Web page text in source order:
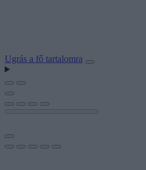
Ugrás a fő tartalomra